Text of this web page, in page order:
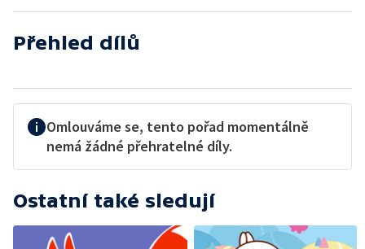
Přehled dílů
Omlouváme se, tento pořad momentálně
nemá žádné přehratelné díly.
Ostatní také sledují